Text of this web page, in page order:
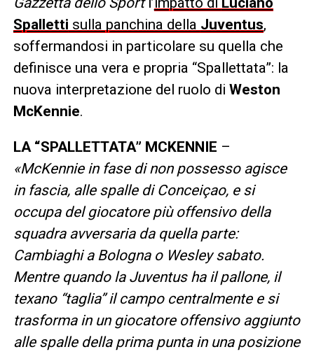
Spalletti sulla panchina della Juventus,
soffermandosi in particolare su quella che
definisce una vera e propria “Spallettata”: la
nuova interpretazione del ruolo di Weston
McKennie.
LA “SPALLETTATA” MCKENNIE –
«McKennie in fase di non possesso agisce
in fascia, alle spalle di Conceiçao, e si
occupa del giocatore più offensivo della
squadra avversaria da quella parte:
Cambiaghi a Bologna o Wesley sabato.
Mentre quando la Juventus ha il pallone, il
texano “taglia” il campo centralmente e si
trasforma in un giocatore offensivo aggiunto
alle spalle della prima punta in una posizione